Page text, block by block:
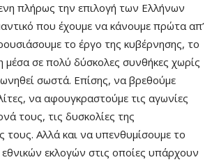
πλήρως την επιλογή των Ελλήνων
που έχουμε να κάνουμε πρώτα απ’
το έργο της κυβέρνησης, το
μέσα σε πολύ δύσκολες συνθήκες χωρίς
σωστά. Επίσης, να βρεθούμε
να αφουγκραστούμε τις αγωνίες
τους, τις δυσκολίες της
τους. Αλλά και να υπενθυμίσουμε το
εκλογών στις οποίες υπάρχουν